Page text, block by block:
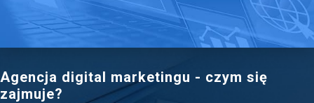
Agencja digital marketingu - czym się
zajmuje?